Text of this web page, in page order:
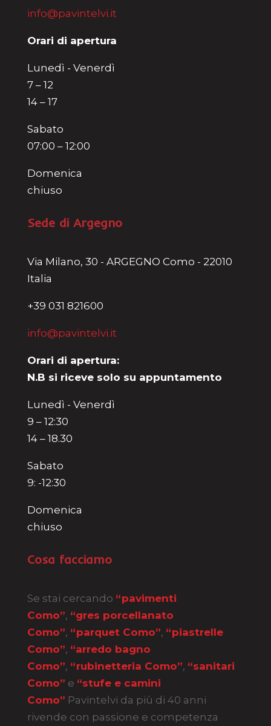
info@pavintelvi.it
Orari di apertura
Lunedì - Venerdì
7 – 12
14 – 17
Sabato
07:00 – 12:00
Domenica
chiuso
Sede di Argegno
Via Milano, 30 - ARGEGNO Como - 22010
Italia
+39 031 821600
info@pavintelvi.it
Orari di apertura:
N.B si riceve solo su appuntamento
Lunedì - Venerdì
9 – 12:30
14 – 18.30
Sabato
9: -12:30
Domenica
chiuso
Cosa facciamo
Se stai cercando “pavimenti
Como”, “gres porcellanato
Como”, “parquet Como”, “piastrelle
Como”, “arredo bagno
Como”, “rubinetteria Como”, “sanitari
Como” e “stufe e camini
Como” Pavintelvi da più di 40 anni
rivende con passione e competenza